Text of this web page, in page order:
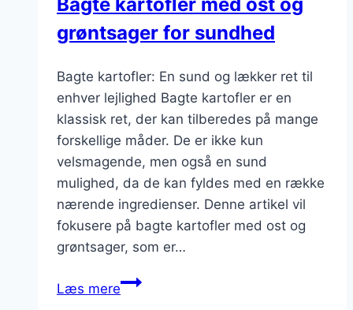
grøntsager for sundhed
Bagte kartofler: En sund og lækker ret til
enhver lejlighed Bagte kartofler er en
klassisk ret, der kan tilberedes på mange
forskellige måder. De er ikke kun
velsmagende, men også en sund
mulighed, da de kan fyldes med en række
nærende ingredienser. Denne artikel vil
fokusere på bagte kartofler med ost og
grøntsager, som er…
Læs mereBagte